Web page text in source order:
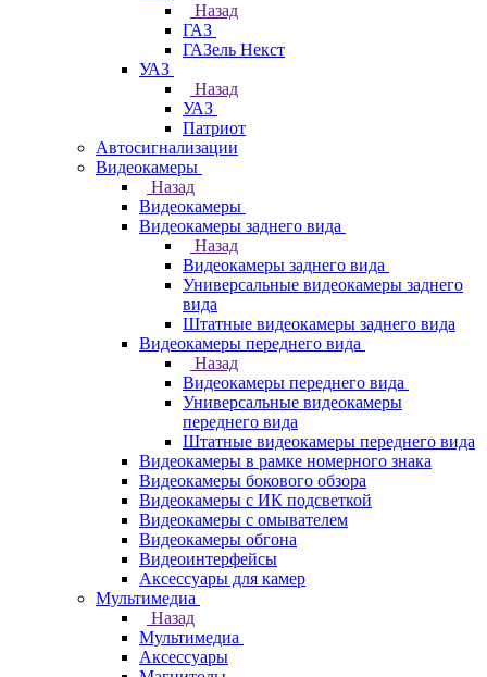
Назад
ГАЗ
ГАЗель Некст
УАЗ
Назад
УАЗ
Патриот
Автосигнализации
Видеокамеры
Назад
Видеокамеры
Видеокамеры заднего вида
Назад
Видеокамеры заднего вида
Универсальные видеокамеры заднего
вида
Штатные видеокамеры заднего вида
Видеокамеры переднего вида
Назад
Видеокамеры переднего вида
Универсальные видеокамеры
переднего вида
Штатные видеокамеры переднего вида
Видеокамеры в рамке номерного знака
Видеокамеры бокового обзора
Видеокамеры с ИК подсветкой
Видеокамеры с омывателем
Видеокамеры обгона
Видеоинтерфейсы
Аксессуары для камер
Мультимедиа
Назад
Мультимедиа
Аксессуары